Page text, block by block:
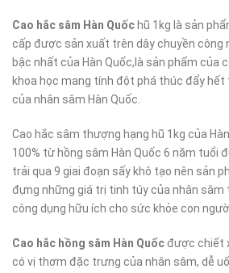
Cao hắc sâm Hàn Quốc hũ 1kg là sản
cấp được sản xuất trên dây chuyền công
bậc nhất của Hàn Quốc,là sản phẩm của
khoa học mang tính đột phá thúc đẩy hết
của nhân sâm Hàn Quốc.
Cao hắc sâm thượng hạng hũ 1kg của
100% từ hồng sâm Hàn Quốc 6 năm tuổi
trải qua 9 giai đoạn sấy khô tạo nên sản
đựng những giá trị tinh túy của nhân sâm
công dụng hữu ích cho sức khỏe con
Cao hắc hồng sâm Hàn Quốc được chiết
có vị thơm đặc trưng của nhân sâm, dễ